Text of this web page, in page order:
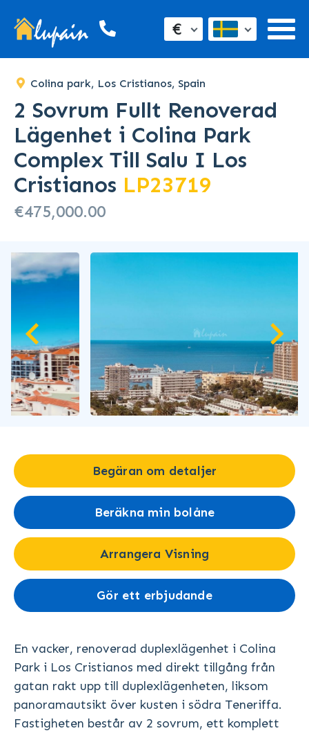
€
Colina park, Los Cristianos, Spain
2 Sovrum Fullt Renoverad
Lägenhet i Colina Park
Complex Till Salu I Los
Cristianos LP23719
€475,000.00
Begäran om detaljer
Beräkna min bolåne
Arrangera Visning
Gör ett erbjudande
En vacker, renoverad duplexlägenhet i Colina
Park i Los Cristianos med direkt tillgång från
gatan rakt upp till duplexlägenheten, liksom
panoramautsikt över kusten i södra Teneriffa.
Fastigheten består av 2 sovrum, ett komplett